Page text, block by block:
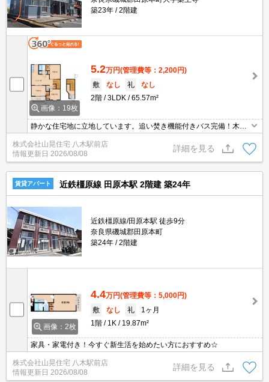
築23年
2階建
画像：19枚
5.2万円(管理費等：2,200円)
敷
なし 礼
なし
2階
3LDK 65.57m²
静かな住宅地に立地しています。追い焚き機能付きバス完備！木目
調の扉など、若い方からご年配の方まで幅広い方にオススメいたし
ます。田原本エリアで３ＬＤＫ♪
株式会社山晃住宅 八木駅前店
情報更新日 2026/08/08
詳細を見る
賃貸アパート 近鉄橿原線 田原本駅 2階建 築24年
近鉄橿原線/田原本駅 徒歩9分
奈良県磯城郡田原本町
築24年
2階建
画像：2枚
4.4万円(管理費等：5,000円)
敷
なし 礼
1ヶ月
1階
1K 19.87m²
家具・家電付き！今すぐ新生活を始めたい方におすすめ☆
株式会社山晃住宅 八木駅前店
情報更新日 2026/08/08
詳細を見る